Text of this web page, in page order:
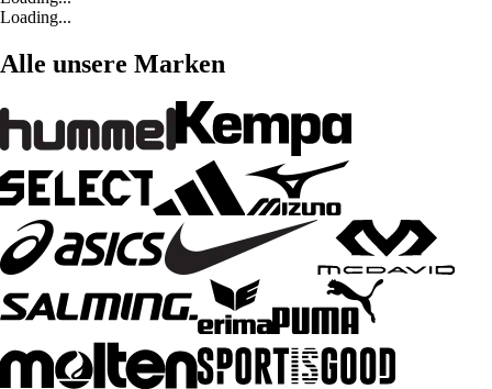
Loading...
Alle unsere Marken